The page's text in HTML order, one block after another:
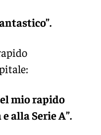
mio rapido
alla Serie A”.